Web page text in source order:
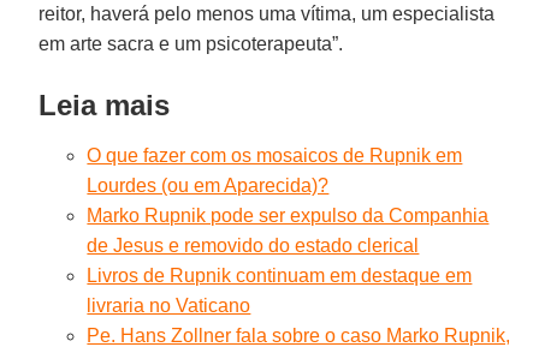
reitor, haverá pelo menos uma vítima, um especialista
em arte sacra e um psicoterapeuta”.
Leia mais
O que fazer com os mosaicos de Rupnik em
Lourdes (ou em Aparecida)?
Marko Rupnik pode ser expulso da Companhia
de Jesus e removido do estado clerical
Livros de Rupnik continuam em destaque em
livraria no Vaticano
Pe. Hans Zollner fala sobre o caso Marko Rupnik,